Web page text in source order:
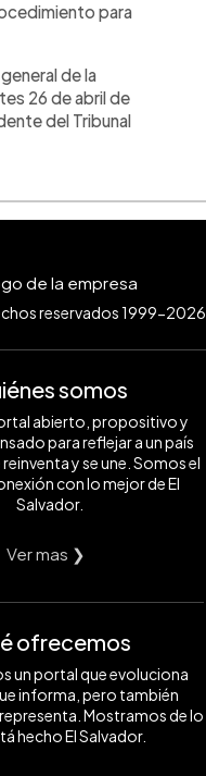
para
de la
26 de abril de
del Tribunal
reservados 1999-2026
somos
abierto, propositivo y
para reflejar a un país
y se une. Somos el
con lo mejor de El
Salvador.
Ver mas ❯
ofrecemos
un portal que evoluciona
informa, pero también
Mostramos de lo
hecho El Salvador.